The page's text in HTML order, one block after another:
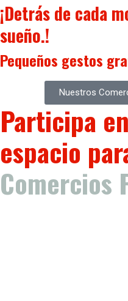
¡Detrás de cada
sueño.!
Pequeños gestos
Nuestros
Participa
espacio
Comercios